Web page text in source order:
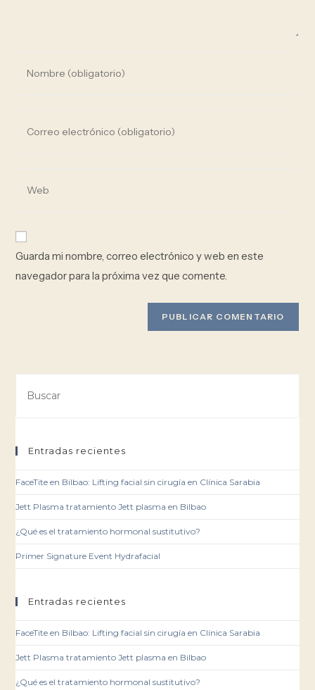
Guarda mi nombre, correo electrónico y web en este
navegador para la próxima vez que comente.
Entradas recientes
FaceTite en Bilbao: Lifting facial sin cirugía en Clínica Sarabia
Jett Plasma tratamiento Jett plasma en Bilbao
¿Qué es el tratamiento hormonal sustitutivo?
Primer Signature Event Hydrafacial
Entradas recientes
FaceTite en Bilbao: Lifting facial sin cirugía en Clínica Sarabia
Jett Plasma tratamiento Jett plasma en Bilbao
¿Qué es el tratamiento hormonal sustitutivo?